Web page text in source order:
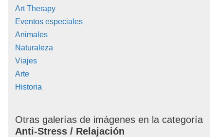
Art Therapy
Eventos especiales
Animales
Naturaleza
Viajes
Arte
Historia
Otras galerías de imágenes en la categoría
Anti-Stress / Relajación